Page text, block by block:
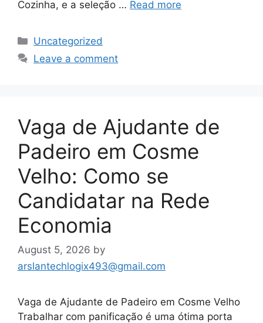
Cozinha, e a seleção … Read more
Categories
Uncategorized
Leave a comment
Vaga de Ajudante de
Padeiro em Cosme
Velho: Como se
Candidatar na Rede
Economia
August 5, 2026 by
arslantechlogix493@gmail.com
Vaga de Ajudante de Padeiro em Cosme Velho
Trabalhar com panificação é uma ótima porta